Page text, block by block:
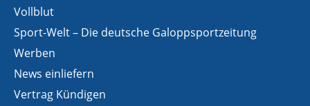
Vollblut
Sport-Welt – Die deutsche Galoppsportzeitung
Werben
News einliefern
Vertrag Kündigen